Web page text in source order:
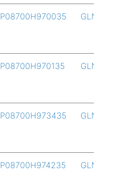
P08700H970035 GLN
P08700H970135 GLN
P08700H973435 GLN
P08700H974235 GLN